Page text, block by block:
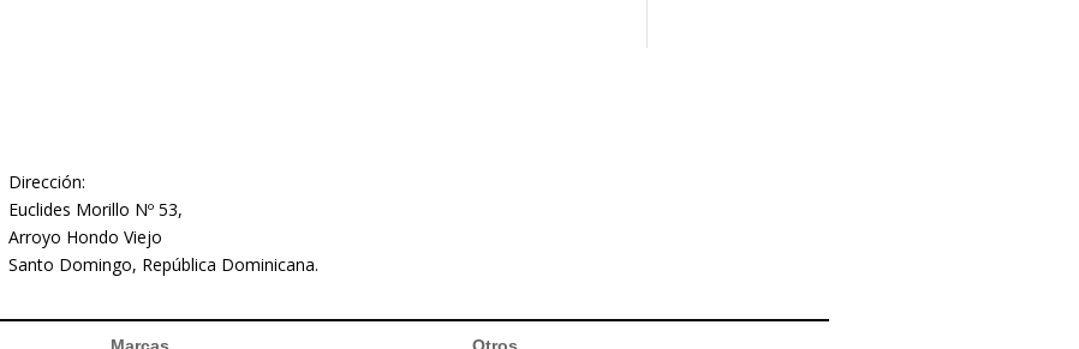
Dirección:
Euclides Morillo Nº 53,
Arroyo Hondo Viejo
Santo Domingo, República Dominicana.